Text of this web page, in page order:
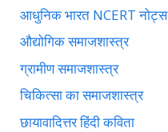
आधुनिक भारत NCERT नोट्स
औद्योगिक समाजशास्त्र
ग्रामीण समाजशास्त्र
चिकित्सा का समाजशास्त्र
छायावादित्तर हिंदी कविता